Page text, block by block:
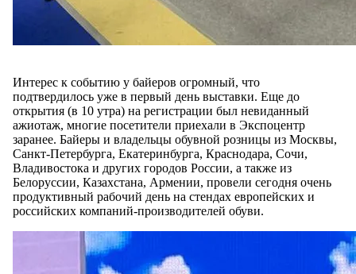
Интерес к событию у байеров огромный, что
подтвердилось уже в первый день выставки. Еще до
открытия (в 10 утра) на регистрации был невиданный
ажиотаж, многие посетители приехали в Экспоцентр
заранее. Байеры и владельцы обувной розницы из Москвы,
Санкт-Петербурга, Екатеринбурга, Краснодара, Сочи,
Владивостока и других городов России, а также из
Белоруссии, Казахстана, Армении, провели сегодня очень
продуктивный рабочий день на стендах европейских и
российских компаний-производителей обуви.